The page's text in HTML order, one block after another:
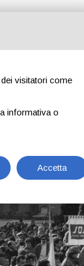
visitatori come
informativa o
Accetta